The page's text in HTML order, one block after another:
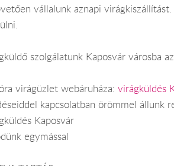
vállalunk aznapi
szolgálatunk Kaposvár városba
virágüzlet webáruháza: virágküldés
kapcsolatban örömmel állunk
Kaposvár
egymással